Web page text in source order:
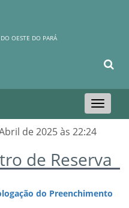
OESTE DO PARÁ
Toggle
navigation
de 2025 às 22:24
de Reserva
do Preenchimento